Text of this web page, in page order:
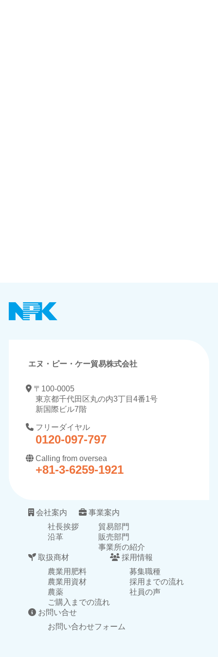
エヌ・ピー・ケー貿易株式会社
〒100-0005
東京都千代田区丸の内3丁目4番1号
新国際ビル7階
フリーダイヤル
0120-097-797
Calling from oversea
+81-3-6259-1921
会社案内
社長挨拶
沿革
事業案内
貿易部門
販売部門
事業所の紹介
取扱商材
農業用肥料
農業用資材
農薬
ご購入までの流れ
採用情報
募集職種
採用までの流れ
社員の声
お問い合せ
お問い合わせフォーム